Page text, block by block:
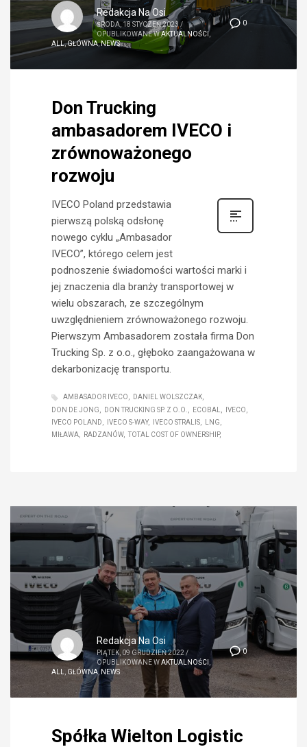
0
Redakcja Na Osi
ŚRODA, 18 STYCZEŃ 2023/
OPUBLIKOWANE WAKTUALNOŚCI ,
ALL,GŁÓWNA,NEWS
Don Trucking
ambasadorem IVECO i
zrównoważonego
rozwoju
IVECO Poland przedstawia
pierwszą polską odsłonę
nowego cyklu „Ambasador
IVECO”, którego celem jest
podnoszenie świadomości wartości marki i
jej znaczenia dla branży transportowej w
wielu obszarach, ze szczególnym
uwzględnieniem zrównoważonego rozwoju.
Pierwszym Ambasadorem została firma Don
Trucking Sp. z o.o., głęboko zaangażowana w
dekarbonizację transportu.
AMBASADOR IVECO
DANIEL WOLSZCZAK
DON DE JONG
DON TRUCKING SP. Z O.O. ECOBAL
IVECO
IVECO POLAND
IVECO S-WAY IVECO STRALIS
LNG
MIŁAWA
RADZANÓW TOTAL COST OF OWNERSHIP
0
Redakcja Na Osi
PIĄTEK, 09 GRUDZIEŃ 2022 /
OPUBLIKOWANE WAKTUALNOŚCI
ALL
GŁÓWNA NEWS
Spółka Wielton Logistic